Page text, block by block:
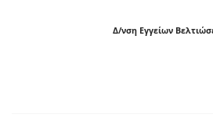
Δ/νση Εγγείων